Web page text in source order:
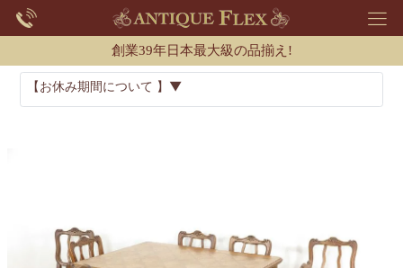
創業39年日本最大級の品揃え!
【お休み期間について 】▼